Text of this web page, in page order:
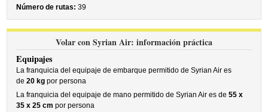
Número de rutas: 39
Volar con Syrian Air: información práctica
Equipajes
La franquicia del equipaje de embarque permitido de Syrian Air es
de20 kg por persona
La franquicia del equipaje de mano permitido de Syrian Air es de55 x
35 x 25 cm por persona